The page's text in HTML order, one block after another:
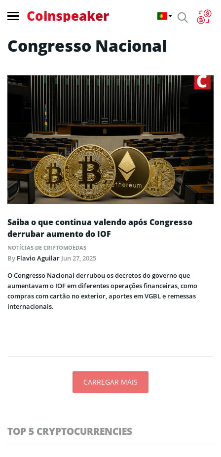
Coinspeaker
Congresso Nacional
Saiba o que continua valendo após Congresso
derrubar aumento do IOF
NOTÍCIAS DE CRIPTOMOEDAS
By Flavio Aguilar Jun 27, 2025
O Congresso Nacional derrubou os decretos do governo que
aumentavam o IOF em diferentes operações financeiras, como
compras com cartão no exterior, aportes em VGBL e remessas
internacionais.
CARREGAR MAIS
TOP 5 CRYPTOCURRENCIES